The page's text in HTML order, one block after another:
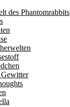
des Phantomrabbits